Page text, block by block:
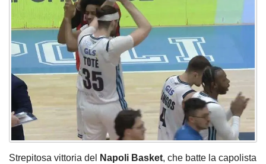
Strepitosa vittoria del Napoli Basket, che batte la capolista